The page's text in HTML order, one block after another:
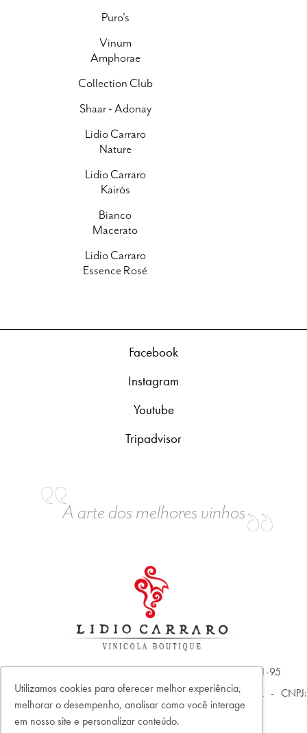
Utilizamos cookies para oferecer melhor experiência,
melhorar o desempenho, analisar como você interage
em nosso site e personalizar conteúdo.
Puro's
Vinum
Amphorae
Collection Club
Shaar - Adonay
Lidio Carraro
Nature
Lidio Carraro
Kairós
Bianco
Macerato
Lidio Carraro
Essence Rosé
Facebook
Instagram
Youtube
Tripadvisor
A arte dos melhores vinhos
Vinicola Lidio Carraro LTDA - CNPJ: 04.304.539/0001-95
C2C Comércio Integrado de Vinhos e Acessórios LTDA - CNPJ:
35.823.268/0001-08